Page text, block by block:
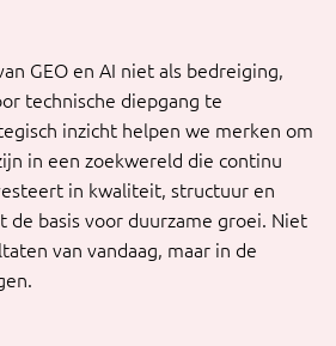
GEO en AI niet als bedreiging,
technische diepgang te
inzicht helpen we merken om
in een zoekwereld die continu
in kwaliteit, structuur en
de basis voor duurzame groei. Niet
van vandaag, maar in de